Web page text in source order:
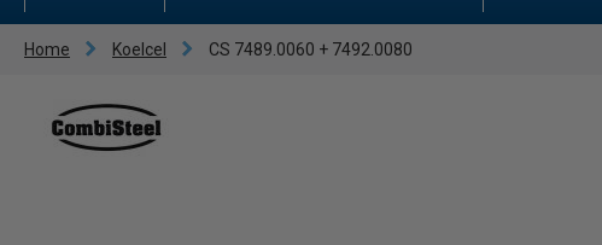
Home Koelcel CS 7489.0060 + 7492.0080